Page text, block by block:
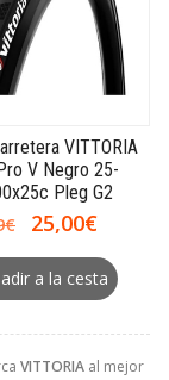
VITTORIA al mejor
VITTORIA
V Negro 25-
Pleg G2
25,00€
a la cesta